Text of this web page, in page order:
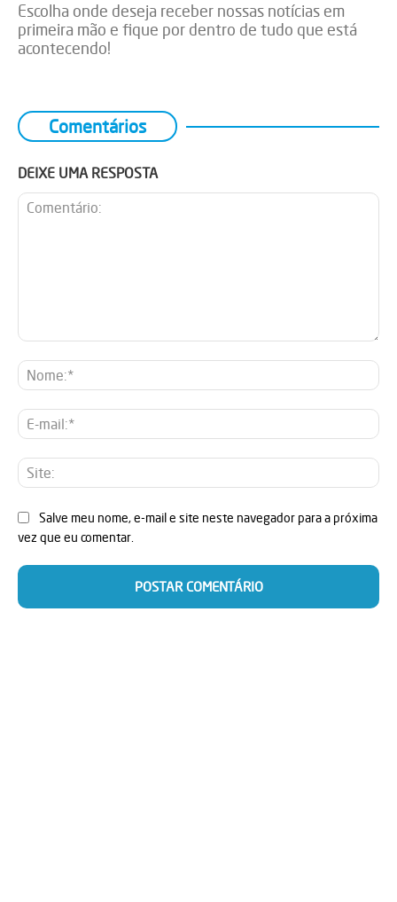
Escolha onde deseja receber nossas notícias em
primeira mão e fique por dentro de tudo que está
acontecendo!
Comentários
DEIXE UMA RESPOSTA
E-
Salve meu nome, e-mail e site neste navegador para a próxima
vez que eu comentar.